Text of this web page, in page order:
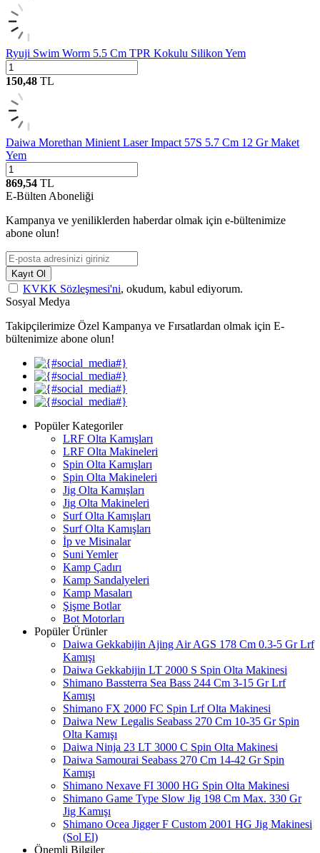
Ryuji Swim Worm 5.5 Cm TPR Kokulu Silikon Yem
150,48 TL
Daiwa Morethan Minient Laser Impact 57S 5.7 Cm 12 Gr Maket
Yem
869,54 TL
E-Bülten Aboneliği
Kampanya ve yeniliklerden haberdar olmak için e-bültenimize
abone olun!
Kayıt Ol
KVKK Sözleşmesi'ni, okudum, kabul ediyorum.
Sosyal Medya
Takipçilerimize Özel Kampanya ve Fırsatlardan olmak için E-
bültenimize abone olun!
Popüler Kategoriler
LRF Olta Kamışları
LRF Olta Makineleri
Spin Olta Kamışları
Spin Olta Makineleri
Jig Olta Kamışları
Jig Olta Makineleri
Surf Olta Kamışları
Surf Olta Kamışları
İp ve Misinalar
Suni Yemler
Kamp Çadırı
Kamp Sandalyeleri
Kamp Masaları
Şişme Botlar
Bot Motorları
Popüler Ürünler
Daiwa Gekkabijin Ajing Air AGS 178 Cm 0.3-5 Gr Lrf
Kamışı
Daiwa Gekkabijin LT 2000 S Spin Olta Makinesi
Shimano Bassterra Sea Bass 244 Cm 3-15 Gr Lrf
Kamışı
Shimano FX 2000 FC Spin Lrf Olta Makinesi
Daiwa New Legalis Seabass 270 Cm 10-35 Gr Spin
Olta Kamışı
Daiwa Ninja 23 LT 3000 C Spin Olta Makinesi
Daiwa Samourai Seabass 270 Cm 14-42 Gr Spin
Kamışı
Shimano Nexave FI 3000 HG Spin Olta Makinesi
Shimano Game Type Slow Jig 198 Cm Max. 330 Gr
Jig Kamışı
Shimano Ocea Jigger F Custom 2001 HG Jig Makinesi
(Sol El)
Önemli Bilgiler